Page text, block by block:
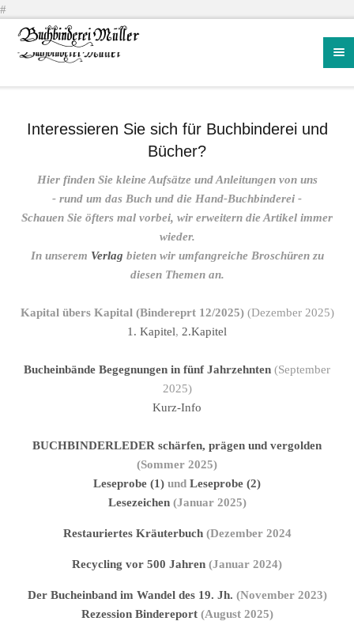
#
Interessieren Sie sich für Buchbinderei und
Bücher?
Hier finden Sie kleine Aufsätze und Anleitungen von uns
- rund um das Buch und die Hand-Buchbinderei -
Schauen Sie öfters mal vorbei, wir erweitern die Artikel immer
wieder.
In unserem Verlag bieten wir umfangreiche Broschüren zu
diesen Themen an.
Kapital übers Kapital (Bindereprt 12/2025)(Dezember 2025)
1. Kapitel, 2.Kapitel
Bucheinbände Begegnungen in fünf Jahrzehnten (September
2025)
Kurz-Info
BUCHBINDERLEDER schärfen, prägen und vergolden
(Sommer 2025)
Leseprobe (1) und Leseprobe (2)
Lesezeichen(Januar 2025)
Restauriertes Kräuterbuch (Dezember 2024
Recycling vor 500 Jahren (Januar 2024)
Der Bucheinband im Wandel des 19. Jh. (November 2023)
Rezession Bindereport (August 2025)